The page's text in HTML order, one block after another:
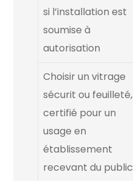
si l’installation est
soumise à
autorisation
Choisir un vitrage
sécurit ou feuilleté,
certifié pour un
usage en
établissement
recevant du public